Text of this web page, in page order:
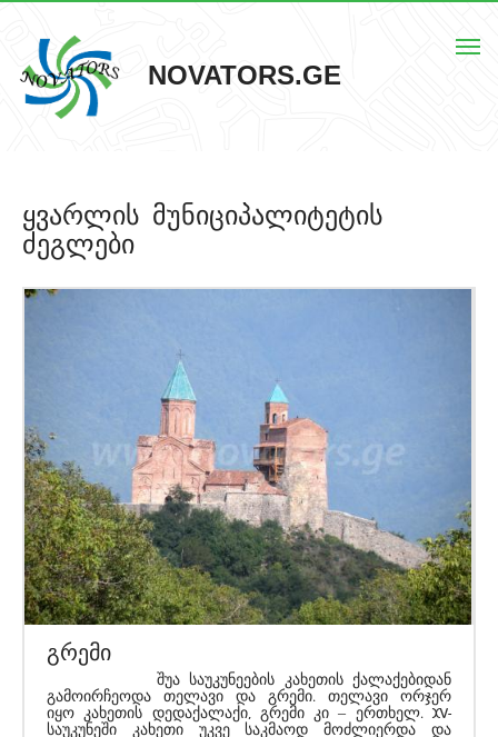
NOVATORS.GE
ჩვენს შესახებ
ყვარლის მუნიციპალიტეტის
ძეგლები
გრემი
შუა საუკუნეების კახეთის ქალაქებიდან
გამოირჩეოდა თელავი და გრემი. თელავი ორჯერ
იყო კახეთის დედაქალაქი, გრემი კი – ერთხელ. XV-
საუკუნეში კახეთი უკვე საკმაოდ მოძლიერდა და